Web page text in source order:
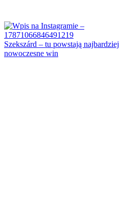
Szekszárd – tu powstają najbardziej
nowoczesne win